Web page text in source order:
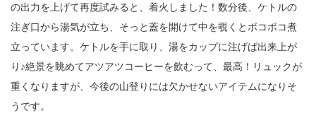
の出力を上げて再度試みると、着火しました！数分後、ケトルの
注ぎ口から湯気が立ち、そっと蓋を開けて中を覗くとボコボコ煮
立っています。ケトルを手に取り、湯をカップに注げば出来上が
り♪絶景を眺めてアツアツコーヒーを飲むって、最高！リュックが
重くなりますが、今後の山登りには欠かせないアイテムになりそ
うです。